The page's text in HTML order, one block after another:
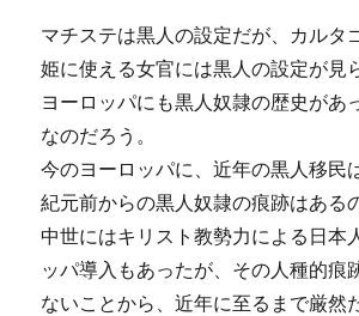
マチステは黒人の設定だが、カルタ
姫に使える女官には黒人の設定が見
ヨーロッパにも黒人奴隷の歴史があ
なのだろう。
今のヨーロッパに、近年の黒人移民
紀元前からの黒人奴隷の痕跡はある
中世にはキリスト教勢力による日本
ッパ導入もあったが、その人種的痕
ないことから、近年に至るまで厳然